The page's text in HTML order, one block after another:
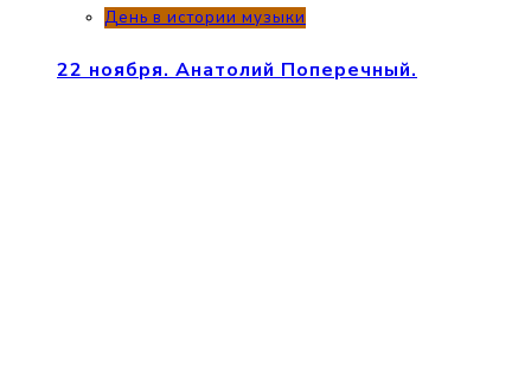
День в истории музыки
22 ноября. Анатолий Поперечный.